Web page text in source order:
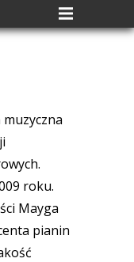
roku.
Mayga
pianin